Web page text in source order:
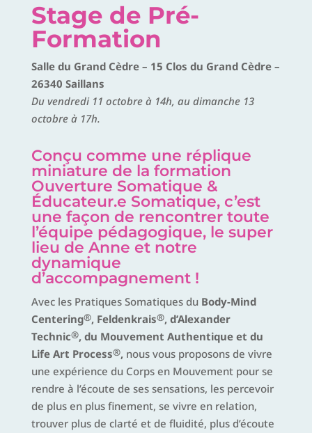
Stage de Pré-
Formation
Salle du Grand Cèdre – 15 Clos du Grand Cèdre –
26340 Saillans
Du vendredi 11 octobre à 14h, au dimanche 13
octobre à 17h.
Conçu comme une réplique
miniature de la formation
Ouverture Somatique &
Éducateur.e Somatique, c’est
une façon de rencontrer toute
l’équipe pédagogique, le super
lieu de Anne et notre
dynamique
d’accompagnement !
Avec les Pratiques Somatiques du Body-Mind
Centering®, Feldenkrais®, d’Alexander
Technic®, du Mouvement Authentique et du
Life Art Process®,nous vous proposons de vivre
une expérience du Corps en Mouvement pour se
rendre à l’écoute de ses sensations, les percevoir
de plus en plus finement, se vivre en relation,
trouver plus de clarté et de fluidité, plus d’écoute